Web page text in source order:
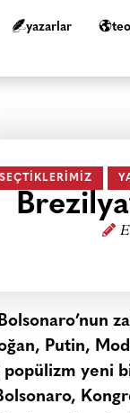
yazarlar
SEÇTIKLERIMIZ
Putin,
yeni